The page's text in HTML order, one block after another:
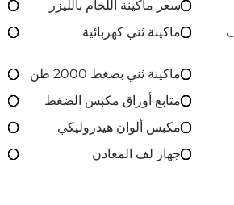
سعر ماكينة اللحام بالليزر
ماكينة ثني كهربائية
ماكينة ثني بضغط 2000 طن
متابع أوراق مكبس الضغط
مكبس ألوان هيدروليكي
جهاز لف المعادن